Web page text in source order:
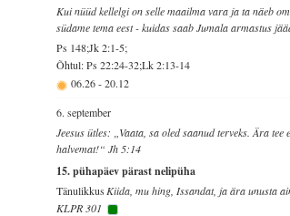
Kui nüüd kellelgi on selle maailma vara ja ta näeb
südame tema eest - kuidas saab Jumala armastus
Ps 148;Jk 2:1-5;
Õhtul: Ps 22:24-32;Lk 2:13-14
06.26-20.12
6. september
Jeesus ütles: „Vaata, sa oled saanud terveks. Ära
halvemat!“ Jh 5:14
15. pühapäev pärast nelipüha
Tänulikkus Kiida, mu hing, Issandat, ja ära unusta
KLPR 301